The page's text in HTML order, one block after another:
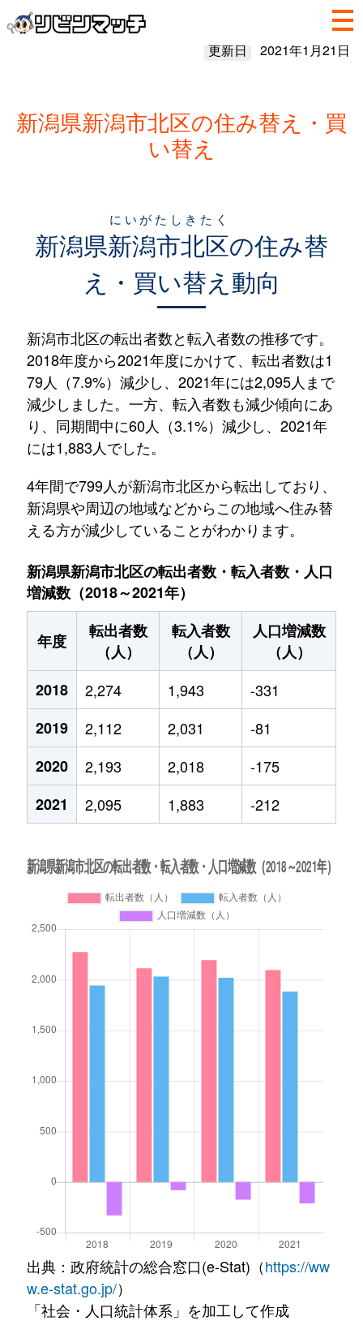
更新日 2021年1月21日
新潟県新潟市北区の住み替え・買
い替え
新潟県新潟市北区
にいがたしきたく
の住み替
え・買い替え動向
新潟市北区の転出者数と転入者数の推移です。
2018年度から2021年度にかけて、転出者数は1
79人（7.9%）減少し、2021年には2,095人まで
減少しました。一方、転入者数も減少傾向にあ
り、同期間中に60人（3.1%）減少し、2021年
には1,883人でした。
4年間で799人が新潟市北区から転出しており、
新潟県や周辺の地域などからこの地域へ住み替
える方が減少していることがわかります。
新潟県新潟市北区の転出者数・転入者数・人口
増減数（2018～2021年）
年度
転出者数
（人）
転入者数
（人）
人口増減数
（人）
2018
2,274 1,943
-331
2019
2,112 2,031
-81
2020
2,193 2,018
-175
2021
2,095 1,883 -212
出典：政府統計の総合窓口(e-Stat)（https://ww
w.e-stat.go.jp/）
「社会・人口統計体系」を加工して作成